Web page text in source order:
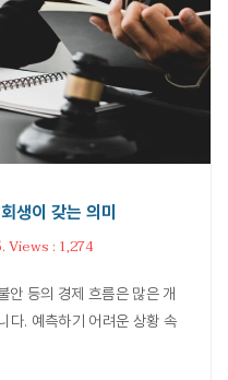
생이 갖는 의미
Views : 1,274
안 등의 경제 흐름은 많은 개
다. 예측하기 어려운 상황 속